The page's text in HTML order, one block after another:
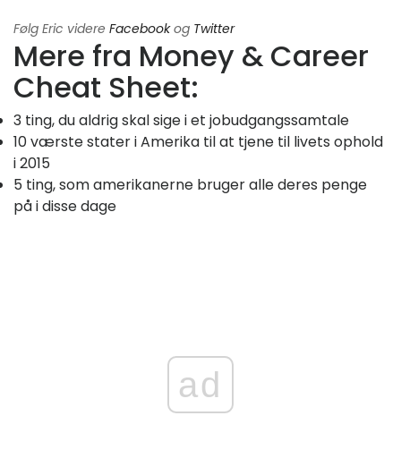
Følg Eric videre Facebookog Twitter
Mere fra Money & Career
Cheat Sheet:
3 ting, du aldrig skal sige i et jobudgangssamtale
10 værste stater i Amerika til at tjene til livets ophold
i 2015
5 ting, som amerikanerne bruger alle deres penge
på i disse dage
ad